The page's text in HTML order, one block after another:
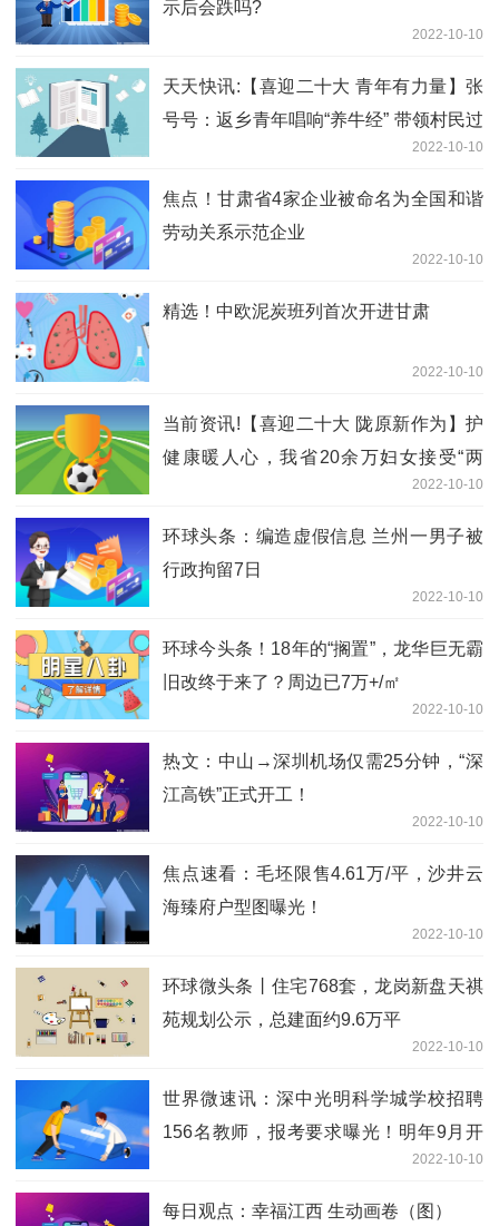
示后会跌吗?
2022-10-10
天天快讯:【喜迎二十大 青年有力量】张
号号：返乡青年唱响“养牛经” 带领村民过
2022-10-10
焦点！甘肃省4家企业被命名为全国和谐
劳动关系示范企业
2022-10-10
精选！中欧泥炭班列首次开进甘肃
2022-10-10
当前资讯!【喜迎二十大 陇原新作为】护
健康暖人心，我省20余万妇女接受“两
2022-10-10
环球头条：编造虚假信息 兰州一男子被
行政拘留7日
2022-10-10
环球今头条！18年的“搁置”，龙华巨无霸
旧改终于来了？周边已7万+/㎡
2022-10-10
热文：中山→深圳机场仅需25分钟，“深
江高铁”正式开工！
2022-10-10
焦点速看：毛坯限售4.61万/平，沙井云
海臻府户型图曝光！
2022-10-10
环球微头条丨住宅768套，龙岗新盘天祺
苑规划公示，总建面约9.6万平
2022-10-10
世界微速讯：深中光明科学城学校招聘
156名教师，报考要求曝光！明年9月开
2022-10-10
每日观点：幸福江西 生动画卷（图）